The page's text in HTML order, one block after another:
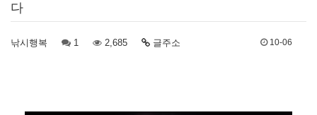
다
낚시행복 1 2,685 글주소 10-06